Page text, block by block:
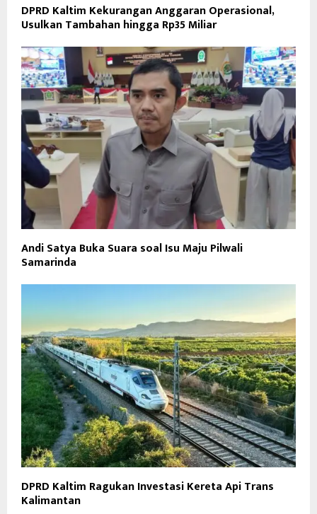
DPRD Kaltim Kekurangan Anggaran Operasional,
Usulkan Tambahan hingga Rp35 Miliar
Andi Satya Buka Suara soal Isu Maju Pilwali
Samarinda
DPRD Kaltim Ragukan Investasi Kereta Api Trans
Kalimantan